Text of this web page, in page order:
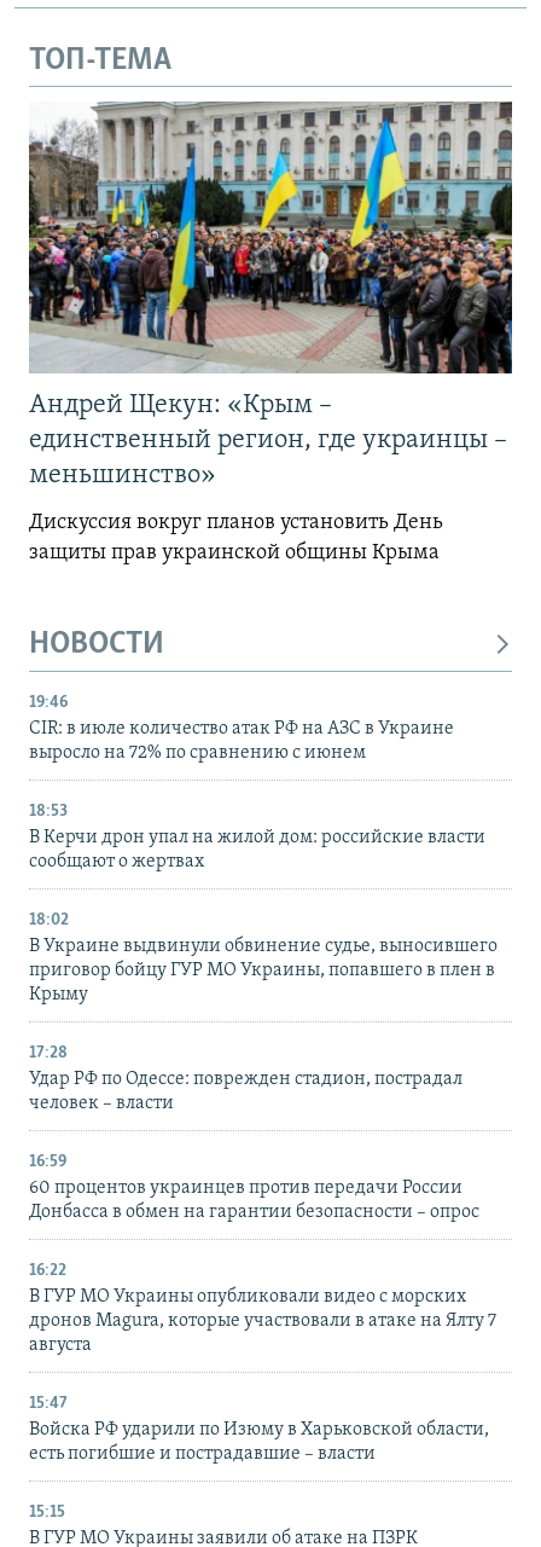
ТОП-ТЕМА
Андрей Щекун: «Крым –
единственный регион, где украинцы –
меньшинство»
Дискуссия вокруг планов установить День
защиты прав украинской общины Крыма
НОВОСТИ
19:46
CIR: в июле количество атак РФ на АЗС в Украине
выросло на 72% по сравнению с июнем
18:53
В Керчи дрон упал на жилой дом: российские власти
сообщают о жертвах
18:02
В Украине выдвинули обвинение судье, выносившего
приговор бойцу ГУР МО Украины, попавшего в плен в
Крыму
17:28
Удар РФ по Одессе: поврежден стадион, пострадал
человек – власти
16:59
60 процентов украинцев против передачи России
Донбасса в обмен на гарантии безопасности – опрос
16:22
В ГУР МО Украины опубликовали видео с морских
дронов Magura, которые участвовали в атаке на Ялту 7
августа
15:47
Войска РФ ударили по Изюму в Харьковской области,
есть погибшие и пострадавшие – власти
15:15
В ГУР МО Украины заявили об атаке на ПЗРК